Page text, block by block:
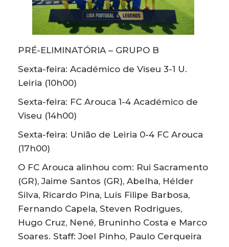
PRÉ-ELIMINATÓRIA – GRUPO B
Sexta-feira: Académico de Viseu 3-1 U.
Leiria (10h00)
Sexta-feira: FC Arouca 1-4 Académico de
Viseu (14h00)
Sexta-feira: União de Leiria 0-4 FC Arouca
(17h00)
O FC Arouca alinhou com: Rui Sacramento
(GR), Jaime Santos (GR), Abelha, Hélder
Silva, Ricardo Pina, Luís Filipe Barbosa,
Fernando Capela, Steven Rodrigues,
Hugo Cruz, Nené, Bruninho Costa e Marco
Soares. Staff: Joel Pinho, Paulo Cerqueira